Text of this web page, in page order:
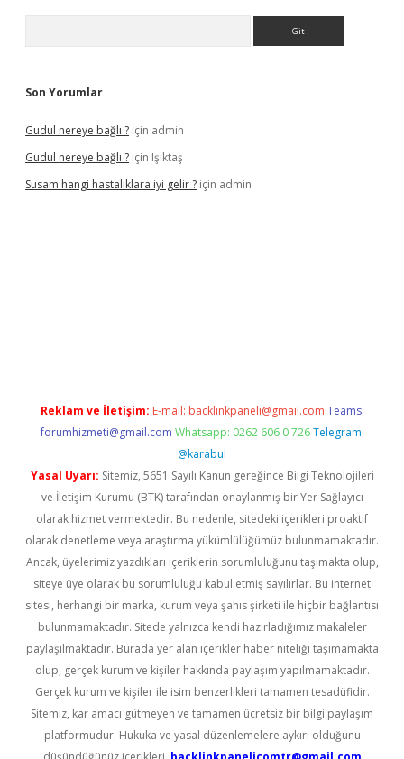
Son Yorumlar
Gudul nereye bağlı ? için admin
Gudul nereye bağlı ? için Işıktaş
Susam hangi hastalıklara iyi gelir ? için admin
Reklam ve İletişim: E-mail: backlinkpaneli@gmail.com Teams:
forumhizmeti@gmail.com Whatsapp: 0262 606 0 726 Telegram:
@karabul
Yasal Uyarı: Sitemiz, 5651 Sayılı Kanun gereğince Bilgi Teknolojileri
ve İletişim Kurumu (BTK) tarafından onaylanmış bir Yer Sağlayıcı
olarak hizmet vermektedir. Bu nedenle, sitedeki içerikleri proaktif
olarak denetleme veya araştırma yükümlülüğümüz bulunmamaktadır.
Ancak, üyelerimiz yazdıkları içeriklerin sorumluluğunu taşımakta olup,
siteye üye olarak bu sorumluluğu kabul etmiş sayılırlar. Bu internet
sitesi, herhangi bir marka, kurum veya şahıs şirketi ile hiçbir bağlantısı
bulunmamaktadır. Sitede yalnızca kendi hazırladığımız makaleler
paylaşılmaktadır. Burada yer alan içerikler haber niteliği taşımamakta
olup, gerçek kurum ve kişiler hakkında paylaşım yapılmamaktadır.
Gerçek kurum ve kişiler ile isim benzerlikleri tamamen tesadüfidir.
Sitemiz, kar amacı gütmeyen ve tamamen ücretsiz bir bilgi paylaşım
platformudur. Hukuka ve yasal düzenlemelere aykırı olduğunu